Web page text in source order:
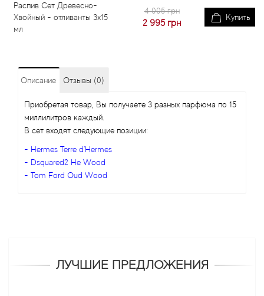
Распив Сет Древесно-
Хвойный - отливанты 3x15
мл
4 005 грн
2 995 грн
Купить
Описание Отзывы (0)
Приобретая товар, Вы получаете 3 разных парфюма по 15
миллилитров каждый.
В сет входят следующие позиции:
- Hermes Terre d'Hermes
- Dsquared2 He Wood
- Tom Ford Oud Wood
ЛУЧШИЕ ПРЕДЛОЖЕНИЯ